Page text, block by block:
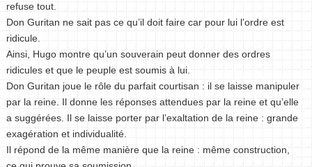
refuse tout.
Don Guritan ne sait pas ce qu’il doit faire car pour lui l’ordre est
ridicule.
Ainsi, Hugo montre qu’un souverain peut donner des ordres
ridicules et que le peuple est soumis à lui.
Don Guritan joue le rôle du parfait courtisan : il se laisse manipuler
par la reine. Il donne les réponses attendues par la reine et qu’elle
a suggérées. Il se laisse porter par l’exaltation de la reine : grande
exagération et individualité.
Il répond de la même manière que la reine : même construction,